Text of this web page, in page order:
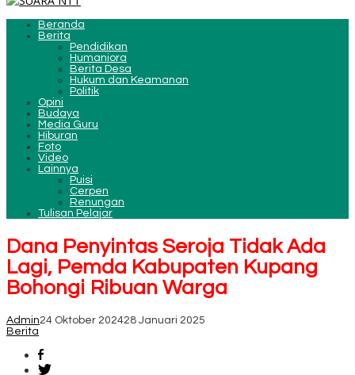
Beranda
Berita
Pendidikan
Humaniora
Berita Desa
Hukum dan Keamanan
Politik
Opini
Budaya
Media Guru
Hiburan
Foto
Video
Lainnya
Puisi
Cerpen
Renungan
Tulisan Pelajar
Dana Penyintas Seroja Tidak Ada
Lagi, Pemda Kabupaten Kupang
Bohongi Ribuan Warga
Admin24 Oktober 202428 Januari 2025
Berita